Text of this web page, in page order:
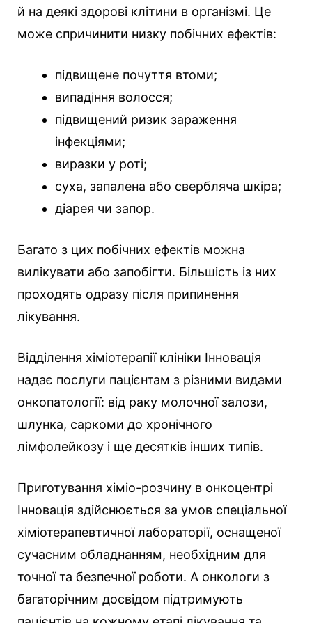
й на деякі здорові клітини в організмі. Це
може спричинити низку побічних ефектів:
підвищене почуття втоми;
випадіння волосся;
підвищений ризик зараження
інфекціями;
виразки у роті;
суха, запалена або свербляча шкіра;
діарея чи запор.
Багато з цих побічних ефектів можна
вилікувати або запобігти. Більшість із них
проходять одразу після припинення
лікування.
Відділення хіміотерапії клініки Інновація
надає послуги пацієнтам з різними видами
онкопатології: від раку молочної залози,
шлунка, саркоми до хронічного
лімфолейкозу і ще десятків інших типів.
Приготування хіміо-розчину в онкоцентрі
Інновація здійснюється за умов спеціальної
хіміотерапевтичної лабораторії, оснащеної
сучасним обладнанням, необхідним для
точної та безпечної роботи. А онкологи з
багаторічним досвідом підтримують